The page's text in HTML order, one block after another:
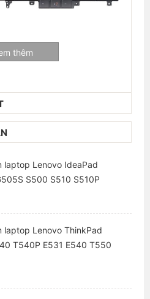
mua bán và sửa chữa
Liệt, Đống Đa, Hà Nội
thêm
laptop Lenovo IdeaPad
S500 S510 S510P
laptop Lenovo ThinkPad
T540P E531 E540 T550